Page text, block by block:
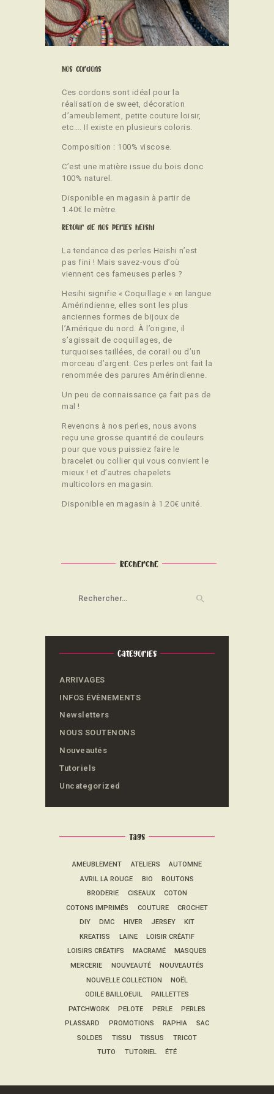
CONTACT
Nos cordons
Ces cordons sont idéal pour la
réalisation de sweet, décoration
d’ameublement, petite couture loisir,
etc…. Il existe en plusieurs coloris.
Composition : 100% viscose.
C’est une matière issue du bois donc
100% naturel.
Disponible en magasin à partir de
1.40€ le mètre.
Retour de nos perles heishi
La tendance des perles Heishi n’est
pas fini ! Mais savez-vous d’où
viennent ces fameuses perles ?
Hesihi signifie « Coquillage » en langue
Amérindienne, elles sont les plus
anciennes formes de bijoux de
l’Amérique du nord. À l’origine, il
s’agissait de coquillages, de
turquoises taillées, de corail ou d’un
morceau d’argent. Ces perles ont fait la
renommée des parures Amérindienne.
Un peu de connaissance ça fait pas de
mal !
Revenons à nos perles, nous avons
reçu une grosse quantité de couleurs
pour que vous puissiez faire le
bracelet ou collier qui vous convient le
mieux ! et d’autres chapelets
multicolors en magasin.
Disponible en magasin à 1.20€ unité.
Recherche
Categories
ARRIVAGES
INFOS ÉVÈNEMENTS
Newsletters
NOUS SOUTENONS
Nouveautés
Tutoriels
Uncategorized
Tags
AMEUBLEMENT ATELIERS
AUTOMNE
AVRIL LA ROUGE
BIO
BOUTONS
BRODERIE
CISEAUX
COTON
COTONS IMPRIMÉS
COUTURE
CROCHET
DIY
DMC HIVER JERSEY
KIT
KREATISS
LAINE
LOISIR CRÉATIF
LOISIRS CRÉATIFS
MACRAMÉ
MASQUES
MERCERIE
NOUVEAUTÉ
NOUVEAUTÉS
NOUVELLE COLLECTION
NOËL
ODILE BAILLOEUIL
PAILLETTES
PATCHWORK
PELOTE PERLE
PERLES
PLASSARD
PROMOTIONS RAPHIA
SAC
SOLDES
TISSU TISSUS
TRICOT
TUTO
TUTORIEL ÉTÉ